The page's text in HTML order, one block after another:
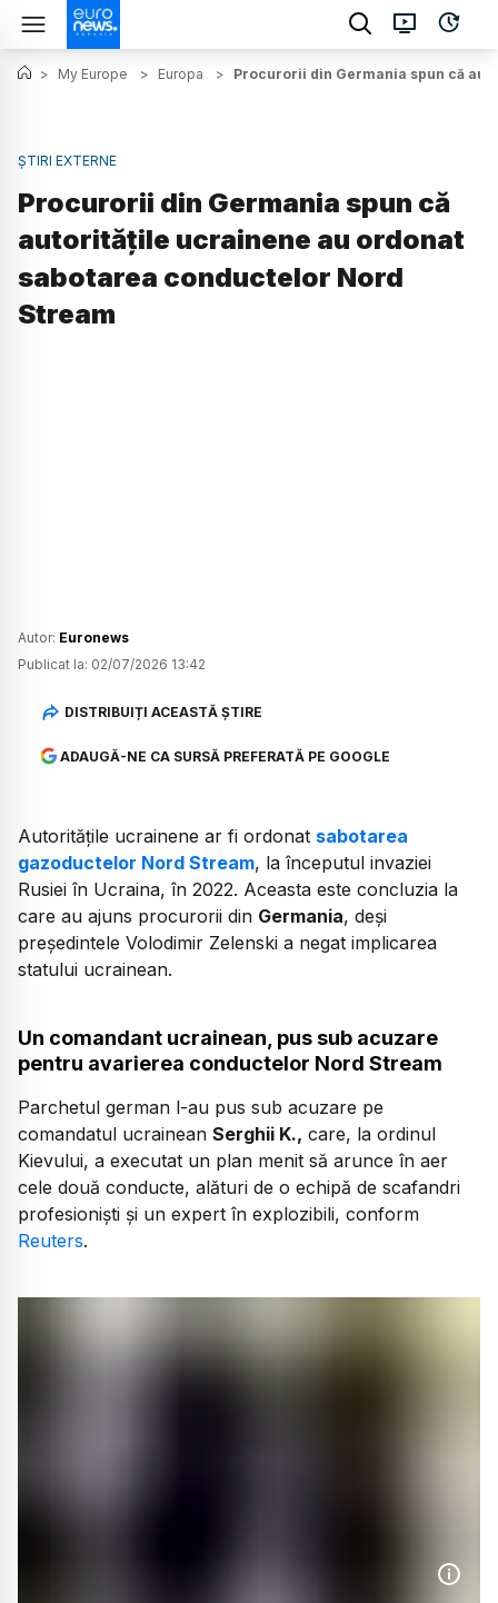
> My Europe > Europa > Procurorii din Germania spun că
ȘTIRI EXTERNE
Procurorii din Germania spun că
autoritățile ucrainene au ordonat
sabotarea conductelor Nord
Stream
Autor: Euronews
Publicat la: 02/07/2026 13:42
DISTRIBUIȚI ACEASTĂ ȘTIRE
ADAUGĂ-NE CA SURSĂ PREFERATĂ PE GOOGLE
Autoritățile ucrainene ar fi ordonat sabotarea
gazoductelor Nord Stream, la începutul invaziei
Rusiei în Ucraina, în 2022. Aceasta este concluzia la
care au ajuns procurorii din Germania, deși
președintele Volodimir Zelenski a negat implicarea
statului ucrainean.
Un comandant ucrainean, pus sub acuzare
pentru avarierea conductelor Nord Stream
Parchetul german l-au pus sub acuzare pe
comandatul ucrainean Serghii K., care, la ordinul
Kievului, a executat un plan menit să arunce în aer
cele două conducte, alături de o echipă de scafandri
profesioniști și un expert în explozibili, conform
Reuters.